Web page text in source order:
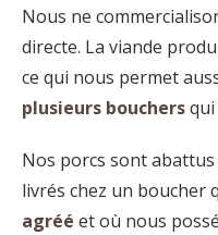
Nous ne
directe. La viande
ce qui nous permet
plusieurs bouchers
Nos porcs sont
livrés chez un boucher
agréé et où nous